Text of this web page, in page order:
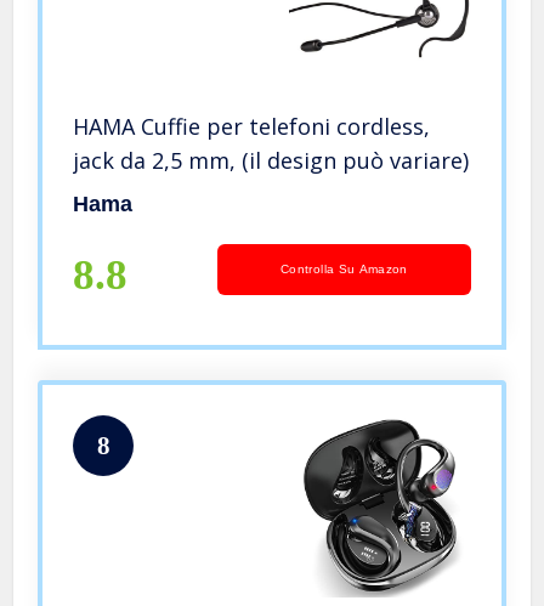
HAMA Cuffie per telefoni cordless,
jack da 2,5 mm, (il design può variare)
Hama
8.8 Controlla Su Amazon
8